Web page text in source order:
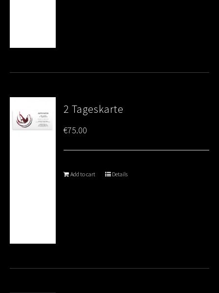
2 Tageskarte
€75.00
Add to cart Details